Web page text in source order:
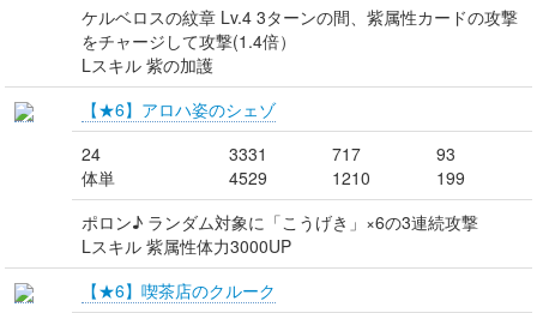
ケルベロスの紋章 Lv.4 3ターンの間、紫属性カードの攻撃
をチャージして攻撃(1.4倍）
Lスキル 紫の加護
【★6】アロハ姿のシェゾ
24
体単
3331
4529
717
1210
93
199
ポロン♪ ランダム対象に「こうげき」×6の3連続攻撃
Lスキル 紫属性体力3000UP
【★6】喫茶店のクルーク